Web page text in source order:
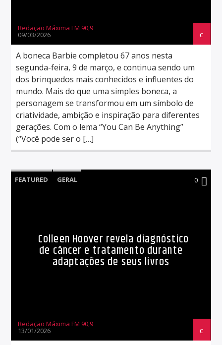
Redação Máxima FM 90,9
09/03/2026
A boneca Barbie completou 67 anos nesta
segunda-feira, 9 de março, e continua sendo um
dos brinquedos mais conhecidos e influentes do
mundo. Mais do que uma simples boneca, a
personagem se transformou em um símbolo de
criatividade, ambição e inspiração para diferentes
gerações. Com o lema “You Can Be Anything”
(“Você pode ser o […]
FEATURED GERAL 0
Colleen Hoover revela diagnóstico
de câncer e tratamento durante
adaptações de seus livros
Redação Máxima FM 90,9
13/01/2026